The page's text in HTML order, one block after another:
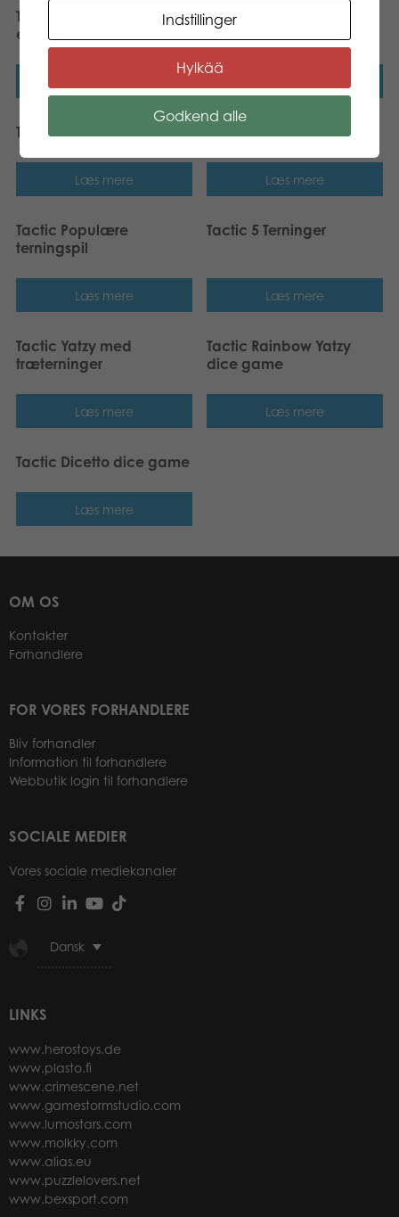
Tactic Maxi Yatzy
ekstrablokke
Tactic Yatzy ekstrablokke
Tactic Yatzy dice game
Læs mere
Tactic Yatzy med bæger
Læs mere
Tactic Populære
terningspil
Læs mere
Tactic 5 Terninger
Læs mere
Tactic Yatzy med
træterninger
Læs mere
Tactic Rainbow Yatzy
dice game
Læs mere
Tactic Dicetto dice game
Læs mere
OM OS
Kontakter
Forhandlere
FOR VORES FORHANDLERE
Bliv forhandler
Information til forhandlere
Webbutik login til forhandlere
SOCIALE MEDIER
Vores sociale mediekanaler
Dansk
LINKS
www.herostoys.de
www.plasto.fi
www.crimescene.net
www.gamestormstudio.com
www.lumostars.com
www.molkky.com
www.alias.eu
www.puzzlelovers.net
www.bexsport.com
Indstillinger
Hylkää
Godkend alle